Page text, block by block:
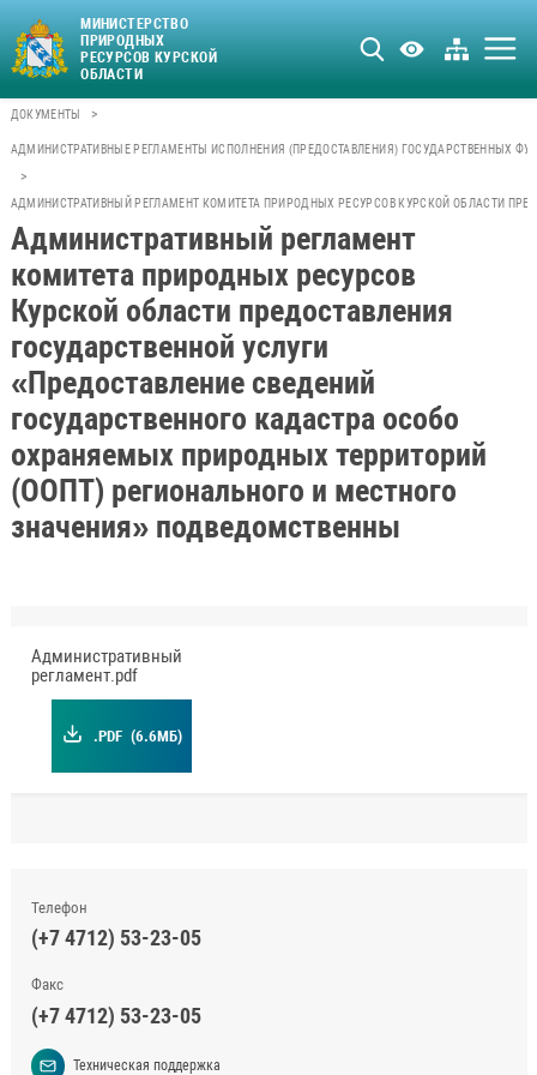
МИНИСТЕРСТВО
ПРИРОДНЫХ
РЕСУРСОВ КУРСКОЙ
ОБЛАСТИ
ДОКУМЕНТЫ >
АДМИНИСТРАТИВНЫЕ РЕГЛАМЕНТЫ ИСПОЛНЕНИЯ (ПРЕДОСТАВЛЕНИЯ) ГОСУДАРСТВЕННЫХ
>
АДМИНИСТРАТИВНЫЙ РЕГЛАМЕНТ КОМИТЕТА ПРИРОДНЫХ РЕСУРСОВ КУРСКОЙ ОБЛАСТИ
Административный регламент
комитета природных ресурсов
Курской области предоставления
государственной услуги
«Предоставление сведений
государственного кадастра особо
охраняемых природных территорий
(ООПТ) регионального и местного
значения» подведомственны
Административный
регламент.pdf
.PDF (6.6МБ)
Телефон
(+7 4712) 53-23-05
Факс
(+7 4712) 53-23-05
Техническая поддержка